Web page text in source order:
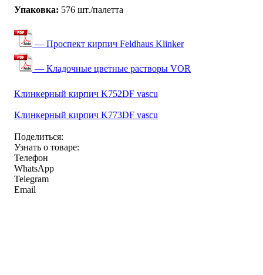
Упаковка: 576 шт./палетта
— Проспект кирпич Feldhaus Klinker
— Кладочные цветные растворы VOR
Клинкерный кирпич K752DF vascu
Клинкерный кирпич K773DF vascu
Поделиться:
Узнать о товаре:
Телефон
WhatsApp
Telegram
Email